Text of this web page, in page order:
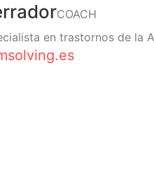
COACH
en trastornos de la